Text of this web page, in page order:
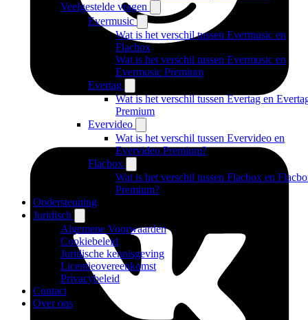
Veelgestelde vragen
Evermusic
Wat is het verschil tussen Evermusic en
Flacbox
Wat is het verschil tussen Evermusic en
Evermusic Premium
Evertag
Wat is het verschil tussen Evertag en
Premium
Evervideo
Wat is het verschil tussen Evervideo en
Evervideo Premium?
Flacbox
Wat is het verschil tussen Flacbox en
Premium?
Ondersteuning
Juridisch
Algemene Voorwaarden
Cookiebeleid
Juridische kennisgeving
Licentieovereenkomst
Privacybeleid
Contact
Over ons